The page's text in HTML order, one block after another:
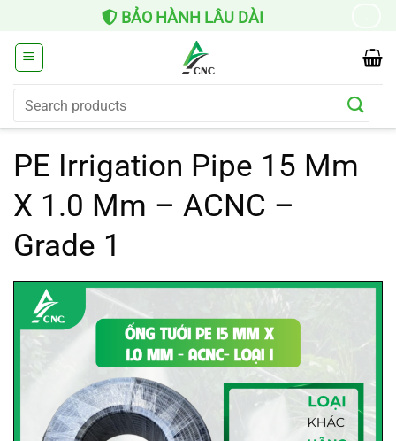
content
BẢO HÀNH LÂU DÀI
Search
PE Irrigation Pipe 15 Mm
X 1.0 Mm – ACNC –
Grade 1